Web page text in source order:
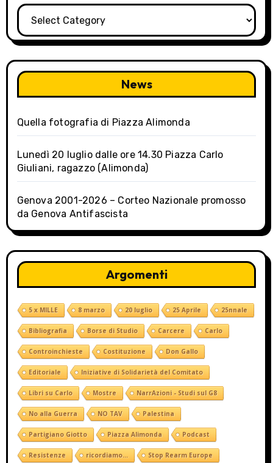
Categorie
News
Quella fotografia di Piazza Alimonda
Lunedì 20 luglio dalle ore 14.30 Piazza Carlo
Giuliani, ragazzo (Alimonda)
Genova 2001-2026 – Corteo Nazionale promosso
da Genova Antifascista
Argomenti
5 x MILLE 8 marzo 20 luglio 25 Aprile 25nnale
Bibliografia Borse di Studio Carcere Carlo
Controinchieste Costituzione Don Gallo
Editoriale Iniziative di Solidarietà del Comitato
Libri su Carlo Mostre NarrAzioni - Studi sul G8
No alla Guerra NO TAV Palestina
Partigiano Giotto Piazza Alimonda Podcast
Resistenze ricordiamo... Stop Rearm Europe